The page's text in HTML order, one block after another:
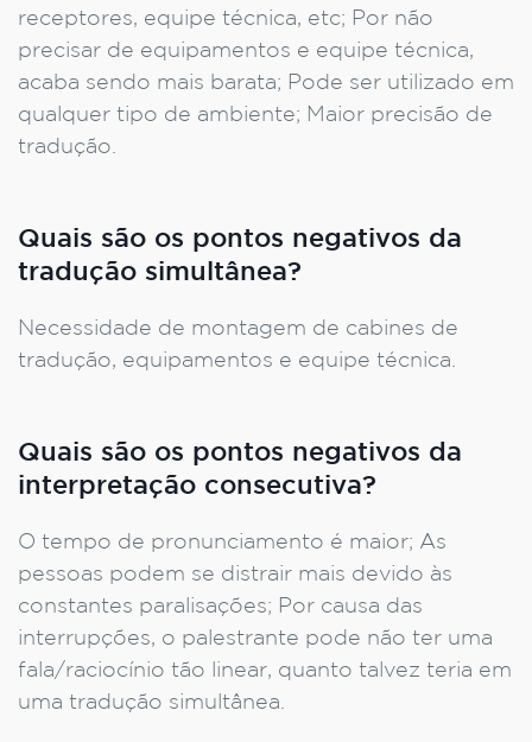
receptores, equipe técnica, etc; Por não
precisar de equipamentos e equipe técnica,
acaba sendo mais barata; Pode ser utilizado em
qualquer tipo de ambiente; Maior precisão de
tradução.
Quais são os pontos negativos da
tradução simultânea?
Necessidade de montagem de cabines de
tradução, equipamentos e equipe técnica.
Quais são os pontos negativos da
interpretação consecutiva?
O tempo de pronunciamento é maior; As
pessoas podem se distrair mais devido às
constantes paralisações; Por causa das
interrupções, o palestrante pode não ter uma
fala/raciocínio tão linear, quanto talvez teria em
uma tradução simultânea.